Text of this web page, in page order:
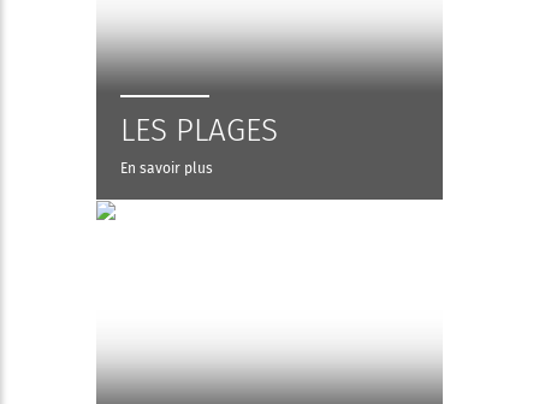
LES PLAGES
En savoir plus